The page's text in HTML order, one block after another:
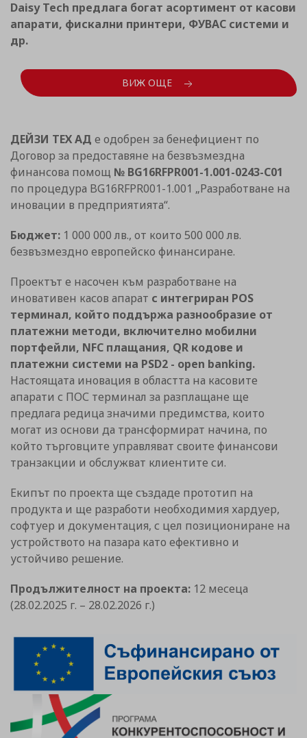
Daisy Tech предлага богат асортимент от касови
апарати, фискални принтери, ФУВАС системи и
др.
ВИЖ ОЩЕ
ДЕЙЗИ ТЕХ АД е одобрен за бенефициент по
Договор за предоставяне на безвъзмездна
финансова помощ № BG16RFPR001-1.001-0243-C01
по процедура BG16RFPR001-1.001 „Разработване на
иновации в предприятията“.
Бюджет: 1 000 000 лв., от които 500 000 лв.
безвъзмездно европейско финансиране.
Проектът е насочен към разработване на
иновативен касов апарат с интегриран POS
терминал, който поддържа разнообразие от
платежни методи, включително мобилни
портфейли, NFC плащания, QR кодове и
платежни системи на PSD2 - open banking.
Настоящата иновация в областта на касовите
апарати с ПОС терминал за разплащане ще
предлага редица значими предимства, които
могат из основи да трансформират начина, по
който търговците управляват своите финансови
транзакции и обслужват клиентите си.
Екипът по проекта ще създаде прототип на
продукта и ще разработи необходимия хардуер,
софтуер и документация, с цел позициониране на
устройството на пазара като ефективно и
устойчиво решение.
Продължителност на проекта: 12 месеца
(28.02.2025 г. – 28.02.2026 г.)